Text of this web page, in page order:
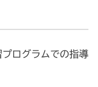
ログラムでの指導